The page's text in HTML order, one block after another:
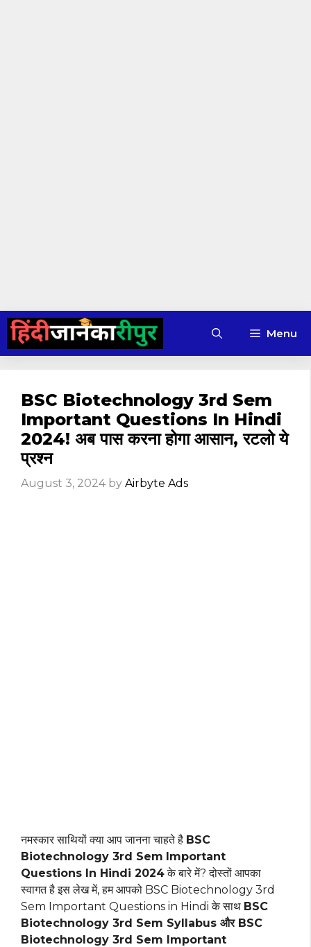
Skip
content
Menu
BSC Biotechnology 3rd Sem
Important Questions In Hindi
2024! अब पास करना होगा आसान, रटलो ये
प्रश्न
August 3, 2024 by Airbyte Ads
नमस्कार साथियों क्या आप जानना चाहते है BSC
Biotechnology 3rd Sem Important
Questions In Hindi 2024के बारे में? दोस्तों आपका
स्वागत है इस लेख में, हम आपको BSC Biotechnology 3rd
Sem Important Questions in Hindi के साथ BSC
Biotechnology 3rd Sem Syllabus और BSC
Biotechnology 3rd Sem Important